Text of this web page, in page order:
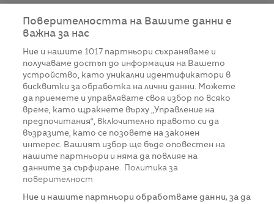
Поверителността на Вашите данни е
важна за нас
Ние и нашите 1017 партньори съхраняваме и
получаваме достъп до информация на Вашето
устройство, като уникални идентификатори в
бисквитки за обработка на лични данни. Можете
да приемете и управлявате своя избор по всяко
време, като щракнете върху „Управление на
предпочитания“, включително правото си да
възразите, като се позовете на законен
интерес. Вашият избор ще бъде оповестен на
нашите партньори и няма да повлияе на
данните за сърфиране.
Политика за
поверителност
Ние и нашите партньори обработваме данни, за да